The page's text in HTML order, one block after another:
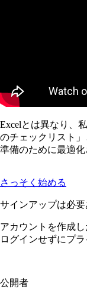
Excelとは異なり、
のチェックリスト
準備のために最適化
さっそく始める
サインアップは必要
アカウントを作成
ログインせずにプ
公開者